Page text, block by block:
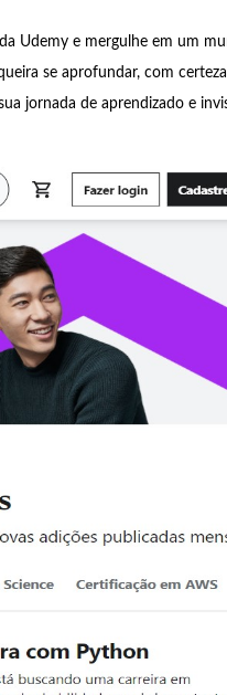
Udemy e mergulhe em um
se aprofundar, com
jornada de aprendizado e